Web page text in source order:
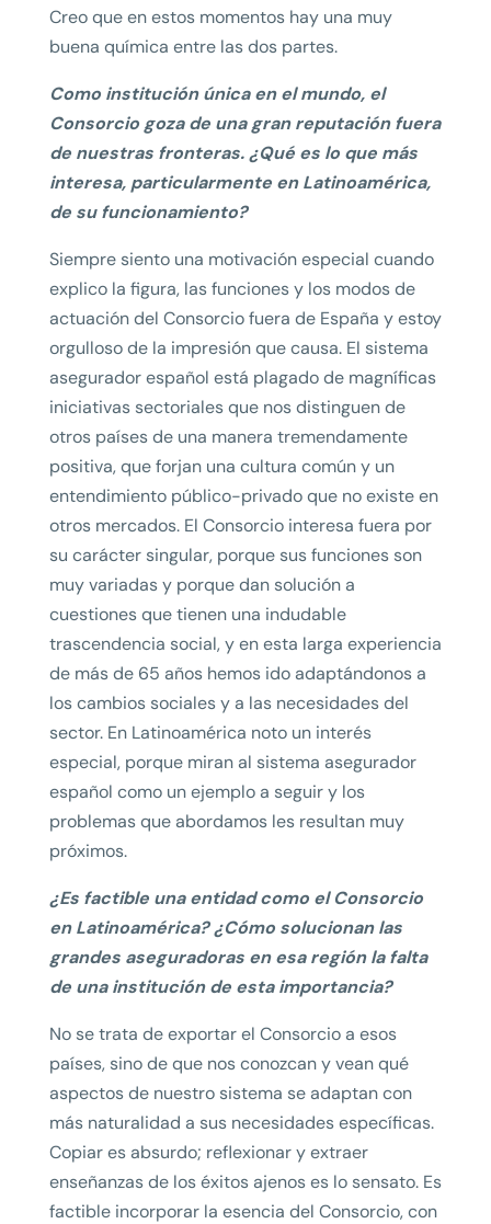
Creo que en estos momentos hay una muy
buena química entre las dos partes.
Como institución única en el mundo, el
Consorcio goza de una gran reputación fuera
de nuestras fronteras. ¿Qué es lo que más
interesa, particularmente en Latinoamérica,
de su funcionamiento?
Siempre siento una motivación especial cuando
explico la figura, las funciones y los modos de
actuación del Consorcio fuera de España y estoy
orgulloso de la impresión que causa. El sistema
asegurador español está plagado de magníficas
iniciativas sectoriales que nos distinguen de
otros países de una manera tremendamente
positiva, que forjan una cultura común y un
entendimiento público-privado que no existe en
otros mercados. El Consorcio interesa fuera por
su carácter singular, porque sus funciones son
muy variadas y porque dan solución a
cuestiones que tienen una indudable
trascendencia social, y en esta larga experiencia
de más de 65 años hemos ido adaptándonos a
los cambios sociales y a las necesidades del
sector. En Latinoamérica noto un interés
especial, porque miran al sistema asegurador
español como un ejemplo a seguir y los
problemas que abordamos les resultan muy
próximos.
¿Es factible una entidad como el Consorcio
en Latinoamérica? ¿Cómo solucionan las
grandes aseguradoras en esa región la falta
de una institución de esta importancia?
No se trata de exportar el Consorcio a esos
países, sino de que nos conozcan y vean qué
aspectos de nuestro sistema se adaptan con
más naturalidad a sus necesidades específicas.
Copiar es absurdo; reflexionar y extraer
enseñanzas de los éxitos ajenos es lo sensato. Es
factible incorporar la esencia del Consorcio, con